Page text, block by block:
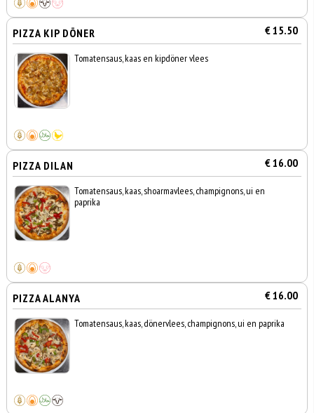
PIZZA KIP DÖNER € 15.50
Tomatensaus, kaas en kipdöner vlees
PIZZA DILAN € 16.00
Tomatensaus, kaas, shoarmavlees, champignons, ui en
paprika
PIZZA ALANYA € 16.00
Tomatensaus, kaas, dönervlees, champignons, ui en paprika